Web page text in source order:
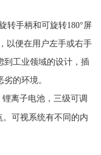
转手柄和可旋转180°屏
以便在用户左手或右手
到工业领域的设计，插
的环境。
离子电池，三级可调
。可视系统有不同的内